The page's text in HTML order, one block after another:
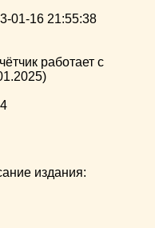
01-16 21:55:38
работает с
издания: